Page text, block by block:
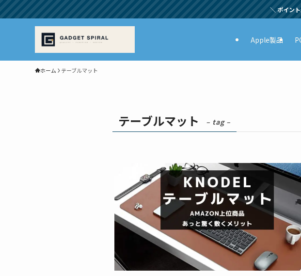
＼ ポイン
Apple製品
ホーム テーブルマット
テーブルマット – tag –